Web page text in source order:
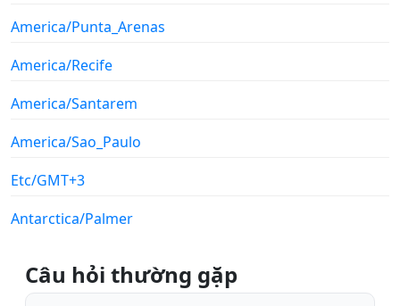
America/Punta_Arenas
America/Recife
America/Santarem
America/Sao_Paulo
Etc/GMT+3
Antarctica/Palmer
Câu hỏi thường gặp